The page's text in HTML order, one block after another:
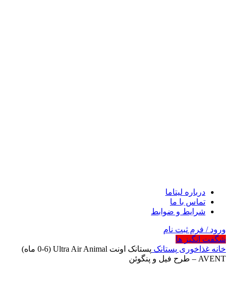
درباره لیتاما
تماس با ما
شرایط و ضوابط
ورود / فرم ثبت نام
شگفت انگیز ها
خانه غذاخوری پستانک
پستانک اونت Ultra Air Animal (0-6 ماه)
AVENT – طرح فیل و پنگوئن